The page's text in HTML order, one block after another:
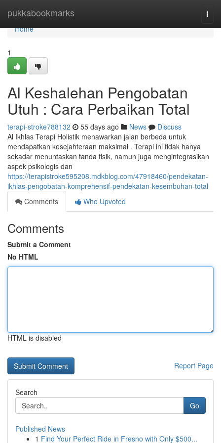
pukkabookmarks
Home
Home
1
Al Keshalehan Pengobatan
Utuh : Cara Perbaikan Total
terapi-stroke788132 55 days ago News
Discuss
Al Ikhlas Terapi Holistik menawarkan jalan berbeda untuk
mendapatkan kesejahteraan maksimal . Terapi ini tidak hanya
sekadar menuntaskan tanda fisik, namun juga mengintegrasikan
aspek psikologis dan
https://terapistroke595208.mdkblog.com/47918460/pendekatan-
ikhlas-pengobatan-komprehensif-pendekatan-kesembuhan-total
Comments
Who Upvoted
Comments
Submit a Comment
No HTML
HTML is disabled
Report Page
Search
Go
Published News
1 Find Your Perfect Ride in Fresno with Only $500...